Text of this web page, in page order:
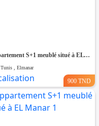
appartement S+1 meublé situé à EL Manar 1
Tunis , Elmanar
900 TND